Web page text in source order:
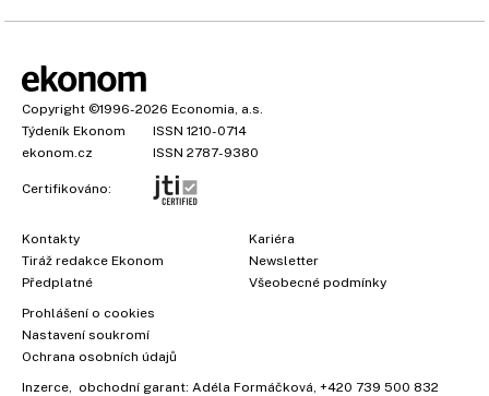
Copyright ©1996-2026 Economia, a.s.
Týdeník Ekonom
ISSN 1210-0714
ekonom.cz
ISSN 2787-9380
Certifikováno:
Kontakty
Tiráž redakce Ekonom
Předplatné
Kariéra
Newsletter
Všeobecné podmínky
Prohlášení o cookies
Nastavení soukromí
Ochrana osobních údajů
Inzerce , obchodní garant: Adéla Formáčková +420 739 500 832